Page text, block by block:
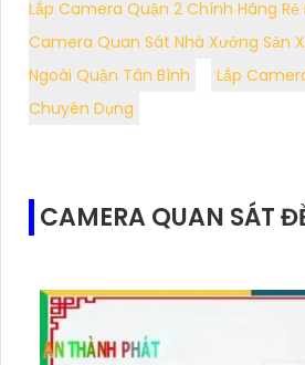
Lắp Camera Quận 2 Chính Hãng Rẻ
Camera Quan Sát Nhà Xưởng Sản
Ngoài Quận Tân Bình
Lắp
Chuyên Dụng
CAMERA QUAN SÁT